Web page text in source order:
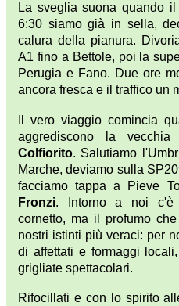
La sveglia suona quando
6:30 siamo già in sella,
calura della pianura.
A1 fino a Bettole, poi la
Perugia e Fano. Due ore
ancora fresca e il traffico un
Il vero viaggio comincia
aggrediscono la
Colfiorito. Salutiamo
Marche, deviamo sulla
facciamo tappa a Pieve
Fronzi. Intorno a noi c'è
cornetto, ma il profumo
nostri istinti più veraci: per
di affettati e formaggi
grigliate spettacolari.
Rifocillati e con lo spirito